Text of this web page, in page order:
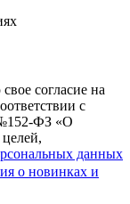
согласие на
с
№152-ФЗ «О
данных
о новинках и